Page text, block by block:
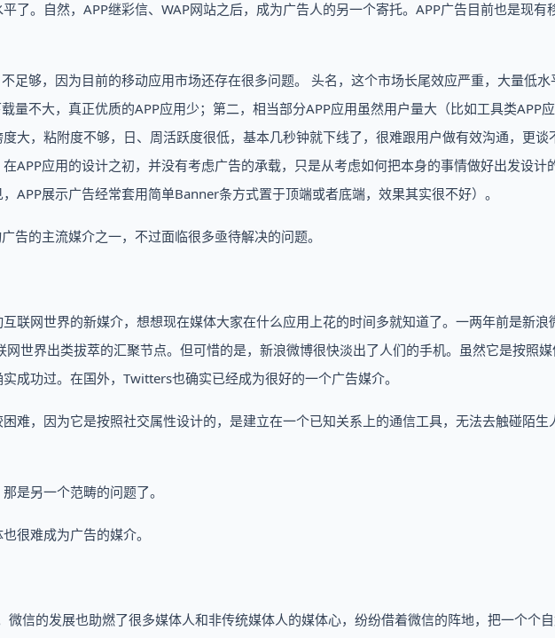
了。自然，APP继彩信、WAP网站之后，成为广告人的另一个寄托。APP广告目前也是现有
足够，因为目前的移动应用市场还存在很多问题。 头名，这个市场长尾效应严重，大量低水
量不大，真正优质的APP应用少；第二，相当部分APP应用虽然用户量大（比如工具类APP应
大，粘附度不够，日、周活跃度很低，基本几秒钟就下线了，很难跟用户做有效沟通，更谈
APP应用的设计之初，并没有考虑广告的承载，只是从考虑如何把本身的事情做好出发设计
APP展示广告经常套用简单Banner条方式置于顶端或者底端，效果其实很不好）。
告的主流媒介之一，不过面临很多亟待解决的问题。
联网世界的新媒介，想想现在媒体大家在什么应用上花的时间多就知道了。一两年前是新浪
世界出类拔萃的汇聚节点。但可惜的是，新浪微博很快淡出了人们的手机。虽然它是按照
成功过。在国外，Twitters也确实已经成为很好的一个广告媒介。
难，因为它是按照社交属性设计的，是建立在一个已知关系上的通信工具，无法去触碰陌生
是另一个范畴的问题了。
很难成为广告的媒介。
微信的发展也助燃了很多媒体人和非传统媒体人的媒体心，纷纷借着微信的阵地，把一个个